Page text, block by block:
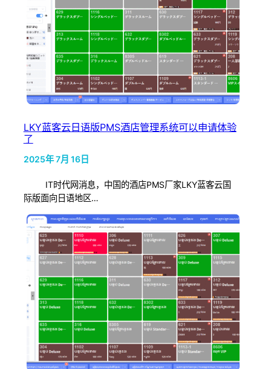
LKY蓝客云日语版PMS酒店管理系统可以申请体验
了
2025年 7月 16日
IT时代网消息，中国的酒店PMS厂家LKY蓝客云国
际版面向日语地区…